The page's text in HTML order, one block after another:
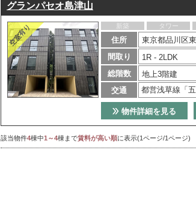
グランパセオ島津山
新築 タワー
住所
東京都品川区
間取り
1R - 2LDK
総階数
地上3階建
交通
都営浅草線「
物件詳細を見る
該当物件4棟中1～4棟まで賃料が高い順に表示(1ページ/1ページ)